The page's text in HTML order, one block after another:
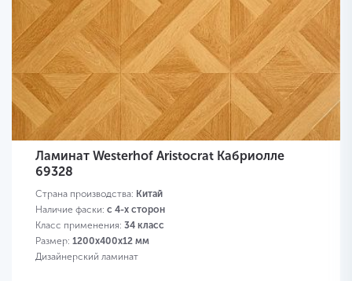
Ламинат Westerhof Aristocrat Кабриолле
69328
Страна производства: Китай
Наличие фаски: с 4-х сторон
Класс применения: 34 класс
Размер: 1200х400х12 мм
Дизайнерский ламинат